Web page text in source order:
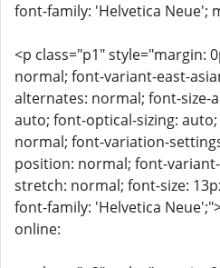
font-family: 'Helvetica Neue';
<p class="p1" style="margin:
normal; font-variant-east-
alternates: normal; font-size-
auto; font-optical-sizing:
normal; font-variation-
position: normal; font-
stretch: normal; font-size:
font-family: 'Helvetica
online: